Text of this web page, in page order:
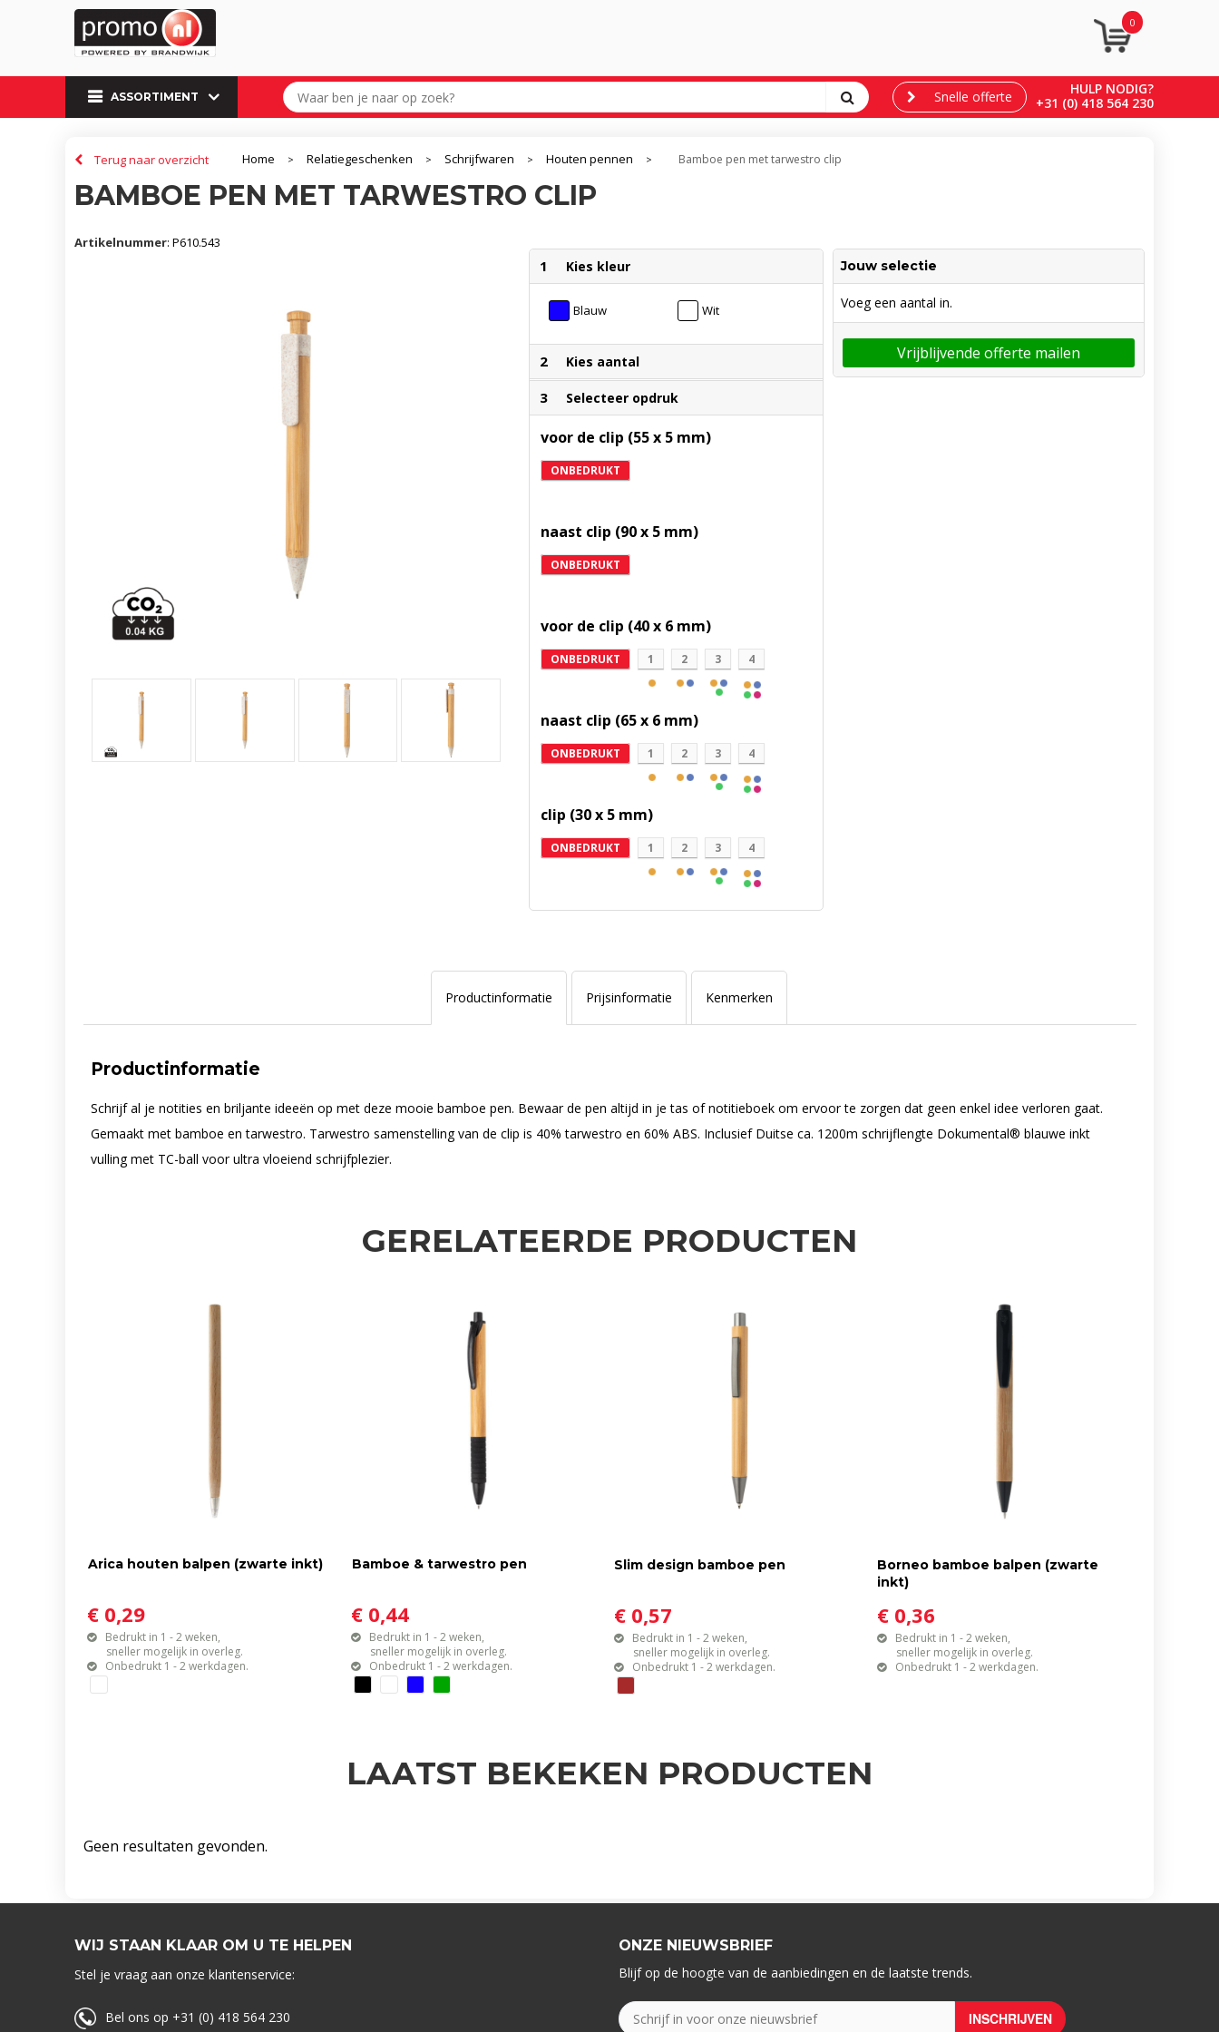
0
ASSORTIMENT
HULP NODIG?
+31 (0) 418 564 230
Snelle offerte
Terug naar overzicht Home > Relatiegeschenken > Schrijfwaren > Houten pennen > Bamboe pen met tarwestro clip
BAMBOE PEN MET TARWESTRO CLIP
Artikelnummer: P610.543
1 Kies kleur
Blauw Wit
2 Kies aantal
3 Selecteer opdruk
voor de clip (55 x 5 mm)
ONBEDRUKT
naast clip (90 x 5 mm)
ONBEDRUKT
voor de clip (40 x 6 mm)
ONBEDRUKT 1 2 3 4
naast clip (65 x 6 mm)
ONBEDRUKT 1 2 3 4
clip (30 x 5 mm)
ONBEDRUKT 1 2 3 4
Jouw selectie
Voeg een aantal in.
Vrijblijvende offerte mailen
Productinformatie Prijsinformatie Kenmerken
Productinformatie
Schrijf al je notities en briljante ideeën op met deze mooie bamboe pen. Bewaar de pen altijd in je tas of notitieboek om ervoor te zorgen dat geen enkel idee verloren gaat.
Gemaakt met bamboe en tarwestro. Tarwestro samenstelling van de clip is 40% tarwestro en 60% ABS. Inclusief Duitse ca. 1200m schrijflengte Dokumental® blauwe inkt
vulling met TC-ball voor ultra vloeiend schrijfplezier.
GERELATEERDE PRODUCTEN
Arica houten balpen (zwarte inkt)
€ 0,29
Bedrukt in 1 - 2 weken,
sneller mogelijk in overleg.
Onbedrukt 1 - 2 werkdagen.
Bamboe & tarwestro pen
€ 0,44
Bedrukt in 1 - 2 weken,
sneller mogelijk in overleg.
Onbedrukt 1 - 2 werkdagen.
Slim design bamboe pen
€ 0,57
Bedrukt in 1 - 2 weken,
sneller mogelijk in overleg.
Onbedrukt 1 - 2 werkdagen.
Borneo bamboe balpen (zwarte
inkt)
€ 0,36
Bedrukt in 1 - 2 weken,
sneller mogelijk in overleg.
Onbedrukt 1 - 2 werkdagen.
LAATST BEKEKEN PRODUCTEN
Geen resultaten gevonden.
WIJ STAAN KLAAR OM U TE HELPEN
Stel je vraag aan onze klantenservice:
Bel ons op +31 (0) 418 564 230
ONZE NIEUWSBRIEF
Blijf op de hoogte van de aanbiedingen en de laatste trends.